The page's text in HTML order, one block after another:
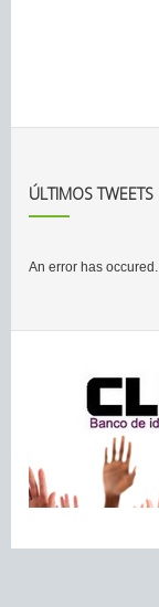
ÚLTIMOS TWEETS
An error has occured.